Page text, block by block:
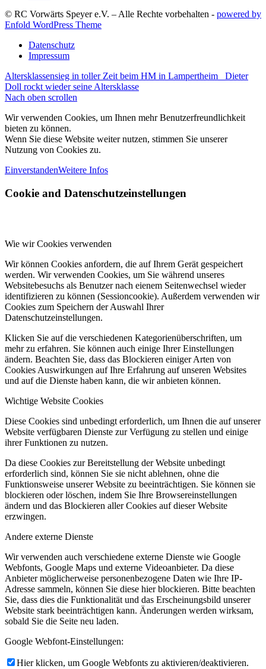
© RC Vorwärts Speyer e.V. – Alle Rechte vorbehalten - powered by
Enfold WordPress Theme
Datenschutz
Impressum
Altersklassensieg in toller Zeit beim HM in Lampertheim
Dieter
Doll rockt wieder seine Altersklasse
Nach oben scrollen
Wir verwenden Cookies, um Ihnen mehr Benutzerfreundlichkeit
bieten zu können.
Wenn Sie diese Website weiter nutzen, stimmen Sie unserer
Nutzung von Cookies zu.
EinverstandenWeitere Infos
Cookie and Datenschutzeinstellungen
Wie wir Cookies verwenden
Wir können Cookies anfordern, die auf Ihrem Gerät gespeichert
werden. Wir verwenden Cookies, um Sie während unseres
Websitebesuchs als Benutzer nach eienem Seitenwechsel wieder
identifizieren zu können (Sessioncookie). Außerdem verwenden wir
Cookies zum Speichern der Auswahl Ihrer
Datenschutzeinstellungen.
Klicken Sie auf die verschiedenen Kategorienüberschriften, um
mehr zu erfahren. Sie können auch einige Ihrer Einstellungen
ändern. Beachten Sie, dass das Blockieren einiger Arten von
Cookies Auswirkungen auf Ihre Erfahrung auf unseren Websites
und auf die Dienste haben kann, die wir anbieten können.
Wichtige Website Cookies
Diese Cookies sind unbedingt erforderlich, um Ihnen die auf unserer
Website verfügbaren Dienste zur Verfügung zu stellen und einige
ihrer Funktionen zu nutzen.
Da diese Cookies zur Bereitstellung der Website unbedingt
erforderlich sind, können Sie sie nicht ablehnen, ohne die
Funktionsweise unserer Website zu beeinträchtigen. Sie können sie
blockieren oder löschen, indem Sie Ihre Browsereinstellungen
ändern und das Blockieren aller Cookies auf dieser Website
erzwingen.
Andere externe Dienste
Wir verwenden auch verschiedene externe Dienste wie Google
Webfonts, Google Maps und externe Videoanbieter. Da diese
Anbieter möglicherweise personenbezogene Daten wie Ihre IP-
Adresse sammeln, können Sie diese hier blockieren. Bitte beachten
Sie, dass dies die Funktionalität und das Erscheinungsbild unserer
Website stark beeinträchtigen kann. Änderungen werden wirksam,
sobald Sie die Seite neu laden.
Google Webfont-Einstellungen:
Hier klicken, um Google Webfonts zu aktivieren/deaktivieren.